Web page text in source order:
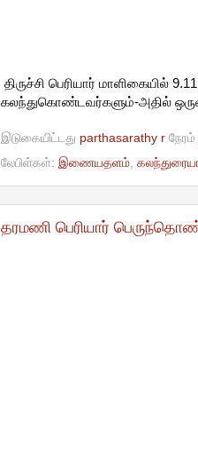
திருச்சி பெரியார் மாளிகையில்
கலந்துகொண்டவர்களும்-அதில்
இடுகையிட்டது parthasarathy r நேரம்
லேபிள்கள்: இணையதளம்,
தரமணி பெரியார்